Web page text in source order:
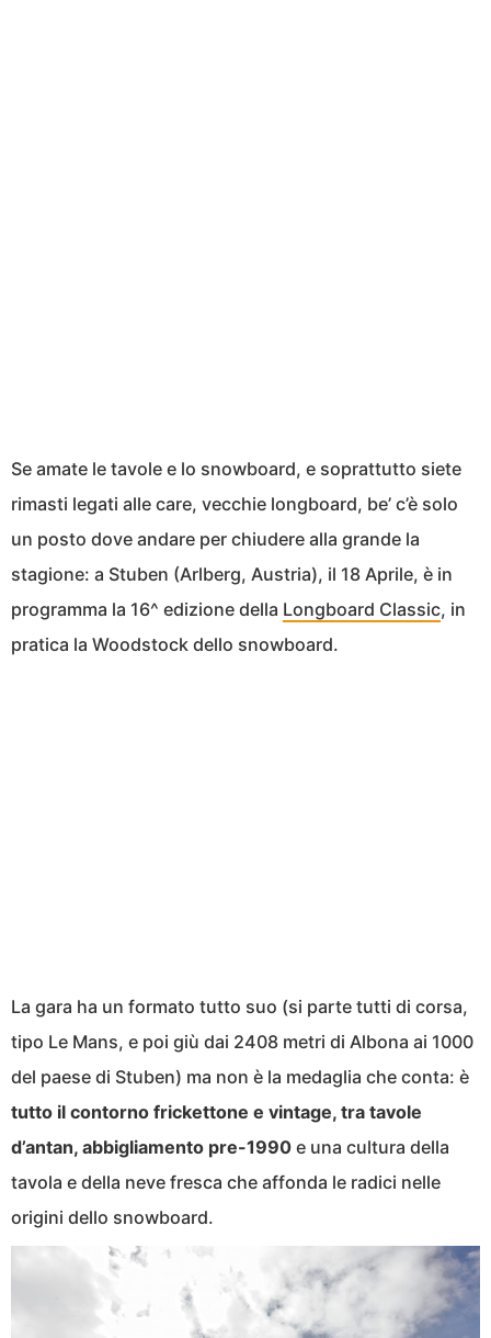
Se amate le tavole e lo snowboard, e soprattutto siete
rimasti legati alle care, vecchie longboard, be’ c’è solo
un posto dove andare per chiudere alla grande la
stagione: a Stuben (Arlberg, Austria), il 18 Aprile, è in
programma la 16^ edizione della Longboard Classic, in
pratica la Woodstock dello snowboard.
La gara ha un formato tutto suo (si parte tutti di corsa,
tipo Le Mans, e poi giù dai 2408 metri di Albona ai 1000
del paese di Stuben) ma non è la medaglia che conta: è
tutto il contorno frickettone e vintage, tra tavole
d’antan, abbigliamento pre-1990 e una cultura della
tavola e della neve fresca che affonda le radici nelle
origini dello snowboard.